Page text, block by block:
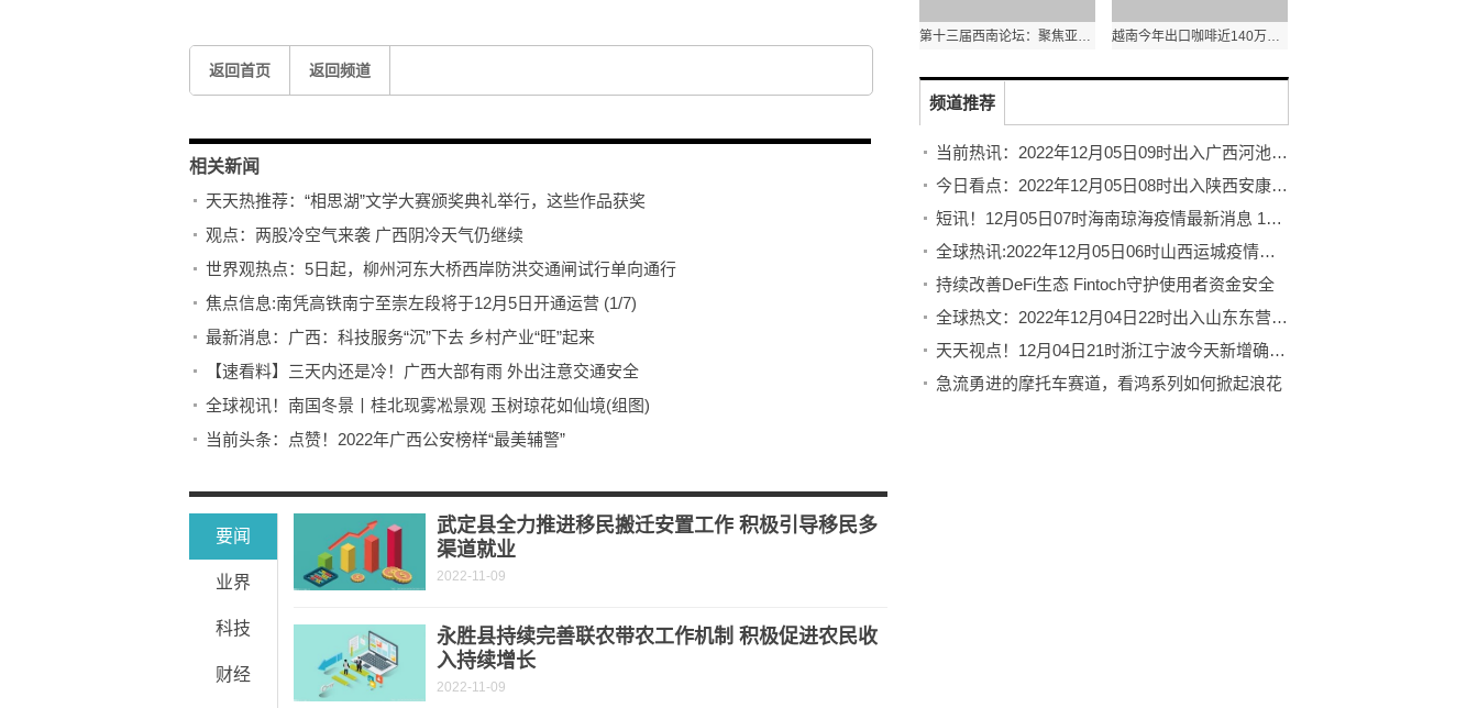
返回首页 返回频道
相关新闻
天天热推荐：“相思湖”文学大赛颁奖典礼举行，这些作品获奖
观点：两股冷空气来袭 广西阴冷天气仍继续
世界观热点：5日起，柳州河东大桥西岸防洪交通闸试行单向通行
焦点信息:南凭高铁南宁至崇左段将于12月5日开通运营 (1/7)
最新消息：广西：科技服务“沉”下去 乡村产业“旺”起来
【速看料】三天内还是冷！广西大部有雨 外出注意交通安全
全球视讯！南国冬景丨桂北现雾凇景观 玉树琼花如仙境(组图)
当前头条：点赞！2022年广西公安榜样“最美辅警”
要闻
业界
科技
财经
武定县全力推进移民搬迁安置工作 积极引导移民多
渠道就业
2022-11-09
永胜县持续完善联农带农工作机制 积极促进农民收
入持续增长
2022-11-09
第十三届西南论坛：聚焦亚太格局演变和区域合作新发展 越南今年出口咖啡近140万吨 其中出口额达31.6亿美元
频道推荐
当前热讯：2022年12月05日09时出入广西河池通知今天 广西河池防疫出行政策最新 今明出入广西河池最新通知
今日看点：2022年12月05日08时出入陕西安康通知今天 陕西安康防疫出行政策最新 今明出入陕西安康最新通知
短讯！12月05日07时海南琼海疫情最新消息 12月05日07时海南琼海今日确诊人数
全球热讯:2022年12月05日06时山西运城疫情最新出入政策 山西运城最新疫情防疫措施举措
持续改善DeFi生态 Fintoch守护使用者资金安全
全球热文：2022年12月04日22时出入山东东营通知今天 山东东营防疫出行政策最新 今明出入山东东营最新通知
天天视点！12月04日21时浙江宁波今天新增确诊名单 12月04日21时浙江宁波疫情防控政策最新通知
急流勇进的摩托车赛道，看鸿系列如何掀起浪花